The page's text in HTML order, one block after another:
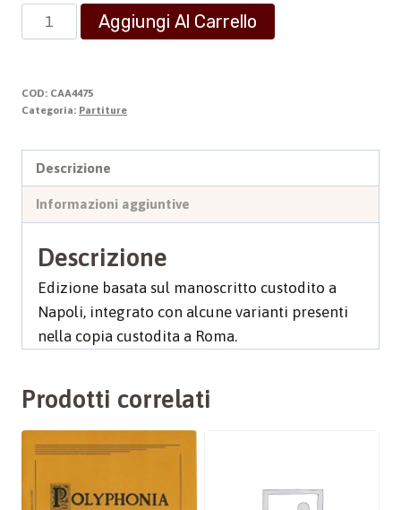
Fantasia
a
Organi
quantità
Aggiungi Al Carrello
COD: CAA4475
Categoria: Partiture
Descrizione
Informazioni aggiuntive
Descrizione
Edizione basata sul manoscritto custodito a
Napoli, integrato con alcune varianti presenti
nella copia custodita a Roma.
Prodotti correlati